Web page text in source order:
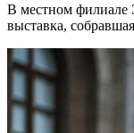
В местном филиале
выставка,